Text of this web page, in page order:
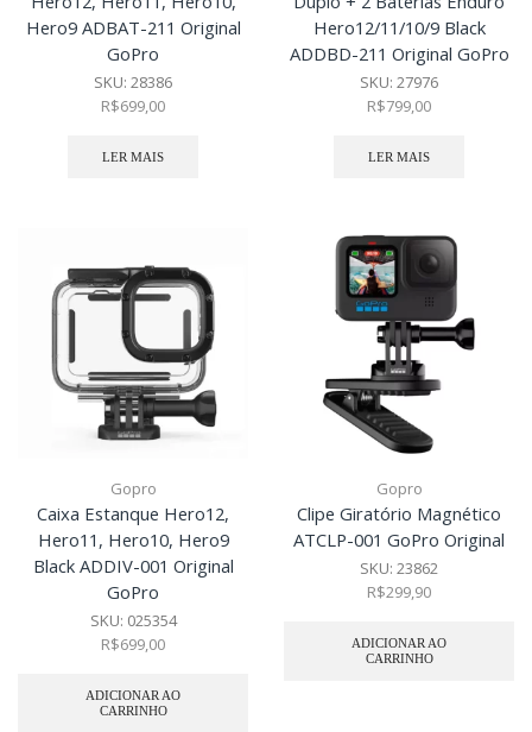
Hero9 ADBAT-211 Original
GoPro
SKU: 28386
R$699,00
LER MAIS
Hero12/11/10/9 Black
ADDBD-211 Original GoPro
SKU: 27976
R$799,00
LER MAIS
Gopro
Caixa Estanque Hero12,
Hero11, Hero10, Hero9
Black ADDIV-001 Original
GoPro
SKU: 025354
R$699,00
ADICIONAR AO
CARRINHO
Gopro
Clipe Giratório Magnético
ATCLP-001 GoPro Original
SKU: 23862
R$299,90
ADICIONAR AO
CARRINHO